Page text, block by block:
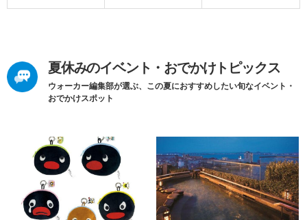
夏休みのイベント・おでかけトピックス
ウォーカー編集部が選ぶ、この夏におすすめしたい旬なイベント・
おでかけスポット